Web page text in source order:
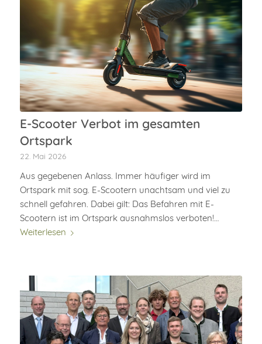
E-Scooter Verbot im gesamten
Ortspark
22. Mai 2026
Aus gegebenen Anlass. Immer häufiger wird im
Ortspark mit sog. E-Scootern unachtsam und viel zu
schnell gefahren. Dabei gilt: Das Befahren mit E-
Scootern ist im Ortspark ausnahmslos verboten!…
Weiterlesen